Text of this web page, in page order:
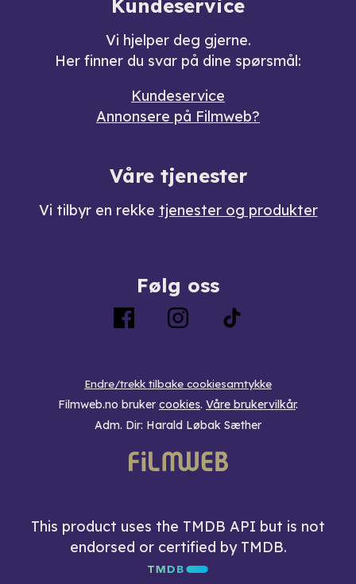
Kundeservice
Vi hjelper deg gjerne.
Her finner du svar på dine spørsmål:
Kundeservice
Annonsere på Filmweb?
Våre tjenester
Vi tilbyr en rekke tjenester og produkter
Følg oss
Endre/trekk tilbake cookiesamtykke
Filmweb.no bruker cookies. Våre brukervilkår.
Adm. Dir: Harald Løbak Sæther
This product uses the TMDB API but is not
endorsed or certified by TMDB.